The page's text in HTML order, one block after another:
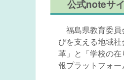
公式noteサ
福島県教育委員
びを支える地域
革」と「学校の
報プラットフォー